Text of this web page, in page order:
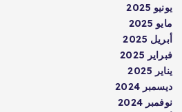
يونيو 2025
مايو 2025
أبريل 2025
فبراير 2025
يناير 2025
ديسمبر 2024
نوفمبر 2024